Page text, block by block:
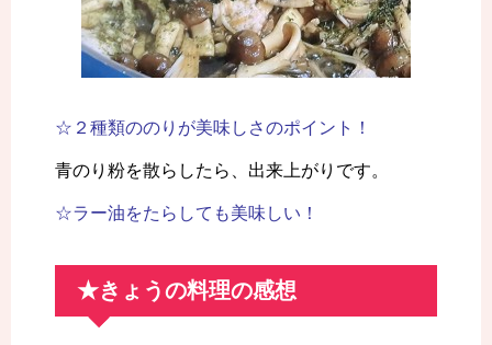
☆２種類ののりが美味しさのポイント！
青のり粉を散らしたら、出来上がりです。
☆ラー油をたらしても美味しい！
★きょうの料理の感想